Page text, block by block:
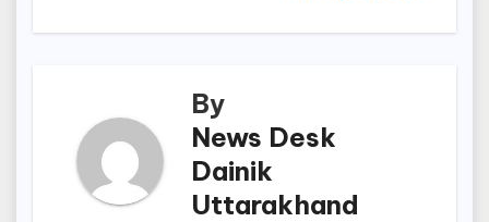
o n
By
News Desk
Dainik
Uttarakhand